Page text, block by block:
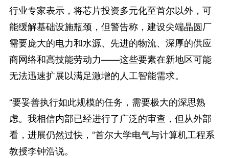
行业专家表示，将芯片投资多元化至首尔以外，可
能缓解基础设施瓶颈，但警告称，建设尖端晶圆厂
需要庞大的电力和水源、先进的物流、深厚的供应
商网络和高技能劳动力——这些要素在新地区可能
无法迅速扩展以满足激增的人工智能需求。
“要妥善执行如此规模的任务，需要极大的深思熟
虑。我相信内部已经进行了广泛的审查，但从外部
看，进展仍然过快，“首尔大学电气与计算机工程系
教授李钟浩说。